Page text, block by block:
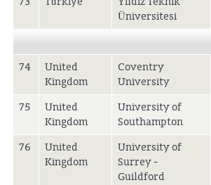
Üniversitesi
74
United
Kingdom
Coventry
University
75
United
Kingdom
University of
Southampton
76
United
Kingdom
University of
Surrey -
Guildford